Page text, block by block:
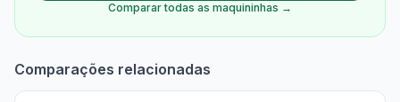
Comparar todas as maquininhas →
Comparações relacionadas